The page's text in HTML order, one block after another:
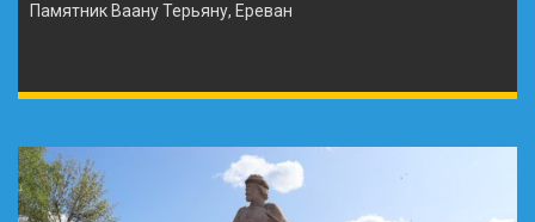
Памятник Ваану Терьяну, Ереван